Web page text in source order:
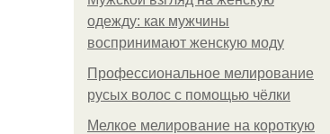
одежду: как мужчины
воспринимают женскую моду
Профессиональное мелирование
русых волос с помощью чёлки
Мелкое мелирование на короткую